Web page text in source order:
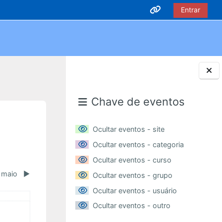
Blocos
Chave de eventos
Ocultar eventos - site
Ocultar eventos - categoria
Ocultar eventos - curso
Ocultar eventos - grupo
Ocultar eventos - usuário
Ocultar eventos - outro
Entrar
maio ▶︎
domingo, 6 abril